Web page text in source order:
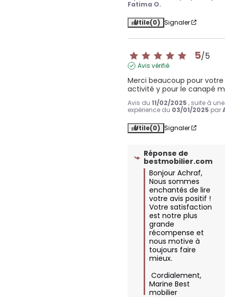
Fatima O.
Utile(0) Signaler
5/5
Avis vérifié
Merci beaucoup pour votre
activité y pour le canapé
Avis du11/02/2025 , suite à une
expérience du 03/01/2025 par
Utile(0) Signaler
Réponse de
bestmobilier.com
Bonjour Achraf,
Nous sommes
enchantés de lire
votre avis positif !
Votre satisfaction
est notre plus
grande
récompense et
nous motive à
toujours faire
mieux.
Cordialement,
Marine Best
mobilier